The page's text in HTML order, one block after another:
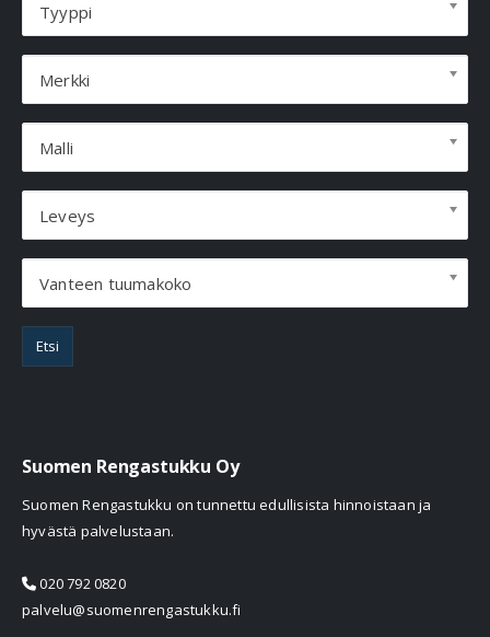
Tyyppi
Merkki
Malli
Leveys
Vanteen tuumakoko
Etsi
Suomen Rengastukku Oy
Suomen Rengastukku on tunnettu edullisista hinnoistaan ja
hyvästä palvelustaan.
020 792 0820
palvelu@suomenrengastukku.fi